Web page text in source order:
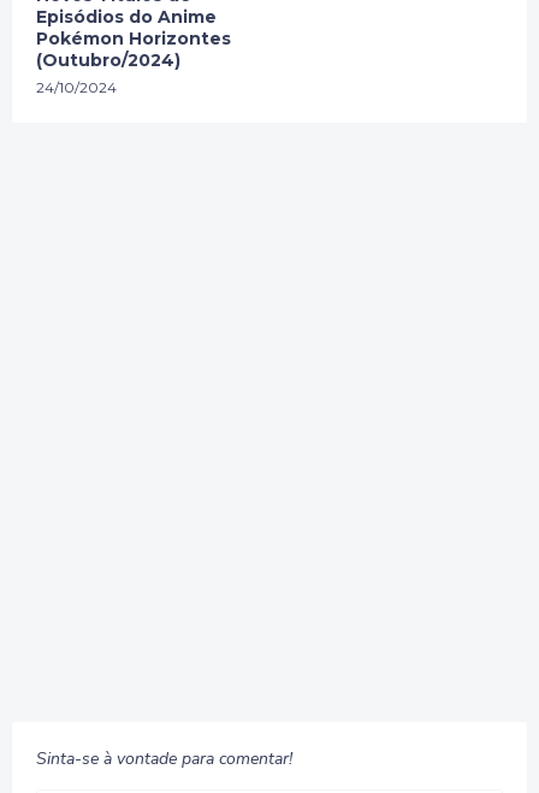
Episódios do Anime
Pokémon Horizontes
(Outubro/2024)
24/10/2024
Sinta-se à vontade para comentar!